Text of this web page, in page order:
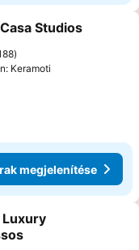
a kedvencekhez
Studios
Keramoti
megjelenítése
a kedvencekhez